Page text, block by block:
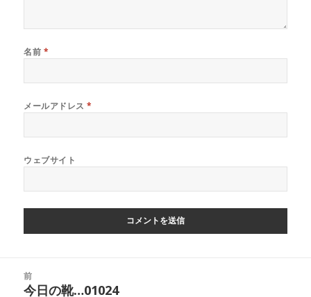
名前 *
メールアドレス*
ウェブサイト
前
前
今日の靴…01024